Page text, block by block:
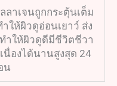
ลาเจนถูกกระตุ้นเต็ม
ให้ผิวดูอ่อนเยาว์ ส่ง
ำให้ผิวดูดีมีชีวิตชีวา
นื่องได้นานสูงสุด 24
น